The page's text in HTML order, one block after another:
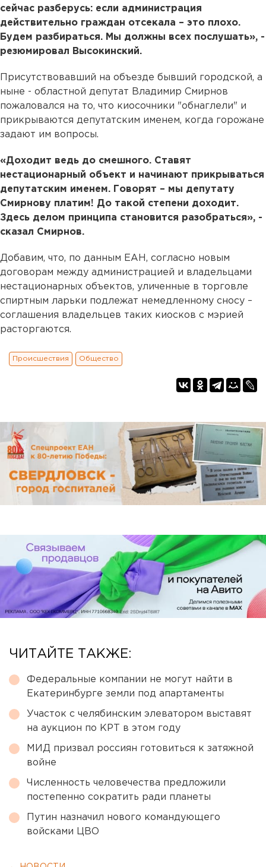
сейчас разберусь: если администрация
действительно граждан отсекала – это плохо.
Будем разбираться. Мы должны всех послушать», -
резюмировал Высокинский.
Присутствовавший на объезде бывший городской, а
ныне - областной депутат Владимир Смирнов
пожаловался на то, что киосочники "обнаглели" и
прикрываются депутатским именем, когда горожане
задают им вопросы.
«Доходит ведь до смешного. Ставят
нестационарный объект и начинают прикрываться
депутатским именем. Говорят – мы депутату
Смирнову платим! До такой степени доходит.
Здесь делом принципа становится разобраться», -
сказал Смирнов.
Добавим, что, по данным ЕАН, согласно новым
договорам между администрацией и владельцами
нестационарных объектов, уличенные в торговле
спиртным ларьки подлежат немедленному сносу –
соглашения владельцев таких киосков с мэрией
расторгаются.
Происшествия Общество
ЧИТАЙТЕ ТАКЖЕ:
Федеральные компании не могут найти в
Екатеринбурге земли под апартаменты
Участок с челябинским элеватором выставят
на аукцион по КРТ в этом году
МИД призвал россиян готовиться к затяжной
войне
Численность человечества предложили
постепенно сократить ради планеты
Путин назначил нового командующего
войсками ЦВО